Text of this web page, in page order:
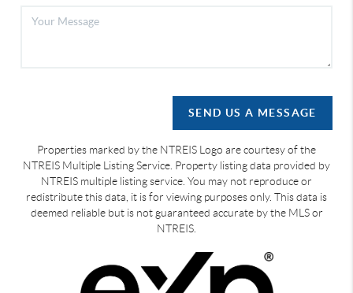
SEND US A MESSAGE
Properties marked by the NTREIS Logo are courtesy of the
NTREIS Multiple Listing Service. Property listing data provided by
NTREIS multiple listing service. You may not reproduce or
redistribute this data, it is for viewing purposes only. This data is
deemed reliable but is not guaranteed accurate by the MLS or
NTREIS.